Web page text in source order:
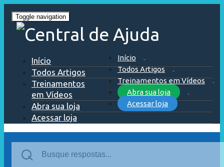
Toggle navigation
Início
Todos Artigos
Treinamentos em Vídeos
Abra sua loja
Acessar loja
Início
Todos Artigos
Treinamentos
em Vídeos
Abra sua loja
Acessar loja